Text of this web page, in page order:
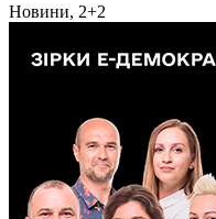
Новини, 2+2